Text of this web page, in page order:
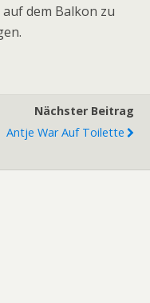
dem Balkon zu
Nächster Beitrag
Antje War Auf Toilette